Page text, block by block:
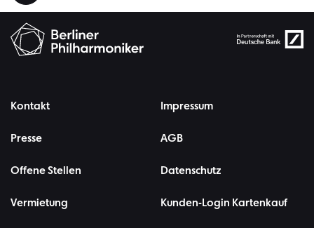
Kontakt
Presse
Offene Stellen
Vermietung
Impressum
AGB
Datenschutz
Kunden-Login Kartenkauf